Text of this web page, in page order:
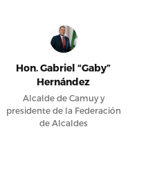
Hon. Gabriel “Gaby”
Hernández
Alcalde de Camuy y
presidente de la Federación
de Alcaldes